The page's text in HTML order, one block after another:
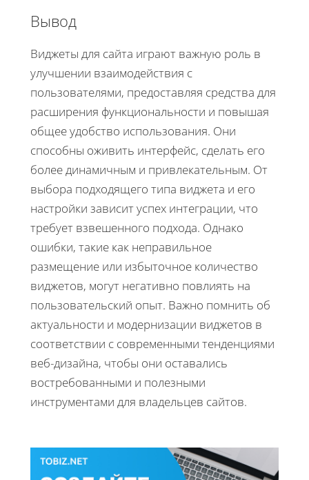
Вывод
Виджеты для сайта играют важную роль в
улучшении взаимодействия с
пользователями, предоставляя средства для
расширения функциональности и повышая
общее удобство использования. Они
способны оживить интерфейс, сделать его
более динамичным и привлекательным. От
выбора подходящего типа виджета и его
настройки зависит успех интеграции, что
требует взвешенного подхода. Однако
ошибки, такие как неправильное
размещение или избыточное количество
виджетов, могут негативно повлиять на
пользовательский опыт. Важно помнить об
актуальности и модернизации виджетов в
соответствии с современными тенденциями
веб-дизайна, чтобы они оставались
востребованными и полезными
инструментами для владельцев сайтов.